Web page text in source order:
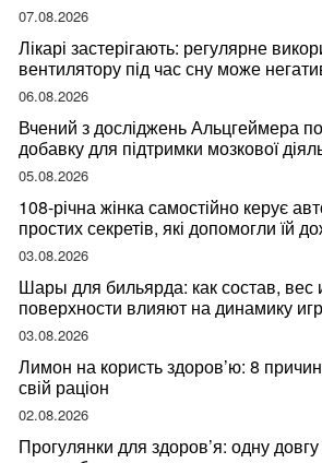
07.08.2026
Лікарі застерігають: регулярне
вентилятору під час сну може
ваше здоров’я
06.08.2026
Вчений з досліджень Альцгеймера
добавку для підтримки мозкової
05.08.2026
108-річна жінка самостійно керує
простих секретів, які допомогли їй
03.08.2026
Шары для бильярда: как состав, вес
поверхности влияют на динамику
03.08.2026
Лимон на користь здоров’ю: 8
свій раціон
02.08.2026
Прогулянки для здоров’я: одну довгу